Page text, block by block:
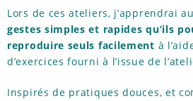
Lors de ces ateliers, j’apprendrai
gestes simples et rapides qu’ils
reproduire seuls facilement à
d’exercices fourni à l’issue de
Inspirés de pratiques douces, et